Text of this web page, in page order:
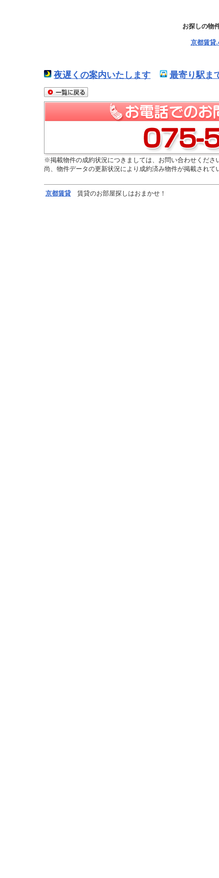
お探しの物
京都賃貸
夜遅くの案内いたします 最寄り駅ま
※掲載物件の成約状況につきましては、お問い合わせくださ
尚、物件データの更新状況により成約済み物件が掲載され
京都賃貸 賃貸のお部屋探しはおまかせ！